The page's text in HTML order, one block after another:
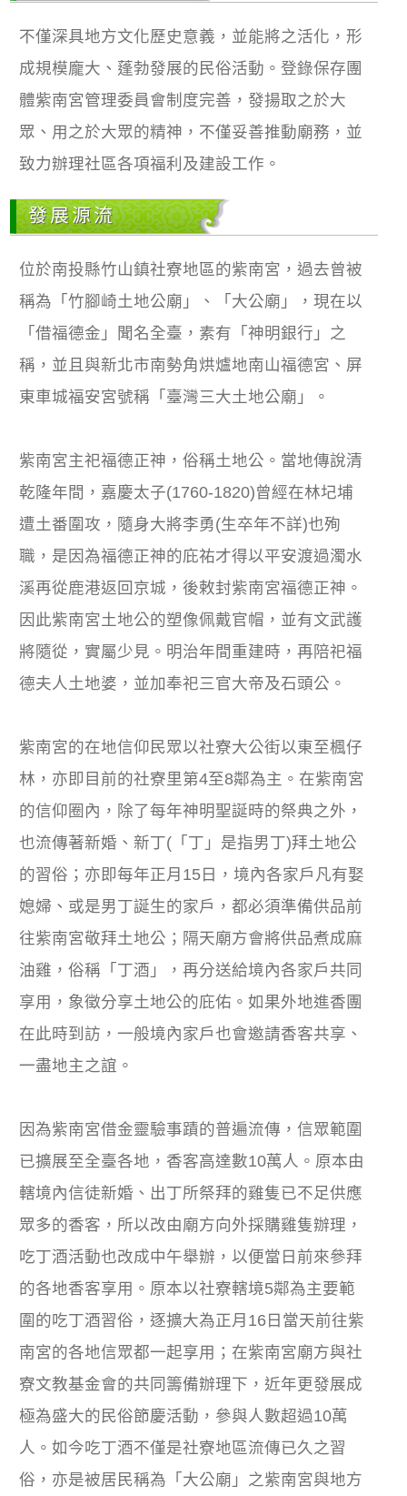
不僅深具地方文化歷史意義，並能將之活化，形
成規模龐大、蓬勃發展的民俗活動。登錄保存團
體紫南宮管理委員會制度完善，發揚取之於大
眾、用之於大眾的精神，不僅妥善推動廟務，並
致力辦理社區各項福利及建設工作。
發展源流
位於南投縣竹山鎮社寮地區的紫南宮，過去曾被
稱為「竹腳崎土地公廟」、「大公廟」，現在以
「借福德金」聞名全臺，素有「神明銀行」之
稱，並且與新北市南勢角烘爐地南山福德宮、屏
東車城福安宮號稱「臺灣三大土地公廟」。
紫南宮主祀福德正神，俗稱土地公。當地傳說清
乾隆年間，嘉慶太子(1760-1820)曾經在林圮埔
遭土番圍攻，隨身大將李勇(生卒年不詳)也殉
職，是因為福德正神的庇祐才得以平安渡過濁水
溪再從鹿港返回京城，後敕封紫南宮福德正神。
因此紫南宮土地公的塑像佩戴官帽，並有文武護
將隨從，實屬少見。明治年間重建時，再陪祀福
德夫人土地婆，並加奉祀三官大帝及石頭公。
紫南宮的在地信仰民眾以社寮大公街以東至楓仔
林，亦即目前的社寮里第4至8鄰為主。在紫南宮
的信仰圈內，除了每年神明聖誕時的祭典之外，
也流傳著新婚、新丁(「丁」是指男丁)拜土地公
的習俗；亦即每年正月15日，境內各家戶凡有娶
媳婦、或是男丁誕生的家戶，都必須準備供品前
往紫南宮敬拜土地公；隔天廟方會將供品煮成麻
油雞，俗稱「丁酒」，再分送給境內各家戶共同
享用，象徵分享土地公的庇佑。如果外地進香團
在此時到訪，一般境內家戶也會邀請香客共享、
一盡地主之誼。
因為紫南宮借金靈驗事蹟的普遍流傳，信眾範圍
已擴展至全臺各地，香客高達數10萬人。原本由
轄境內信徒新婚、出丁所祭拜的雞隻已不足供應
眾多的香客，所以改由廟方向外採購雞隻辦理，
吃丁酒活動也改成中午舉辦，以便當日前來參拜
的各地香客享用。原本以社寮轄境5鄰為主要範
圍的吃丁酒習俗，逐擴大為正月16日當天前往紫
南宮的各地信眾都一起享用；在紫南宮廟方與社
寮文教基金會的共同籌備辦理下，近年更發展成
極為盛大的民俗節慶活動，參與人數超過10萬
人。如今吃丁酒不僅是社寮地區流傳已久之習
俗，亦是被居民稱為「大公廟」之紫南宮與地方